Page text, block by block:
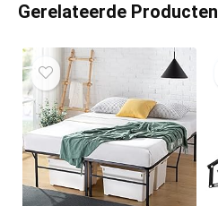
Gerelateerde Producten